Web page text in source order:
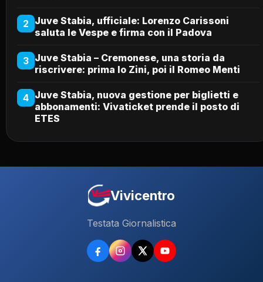
2 Juve Stabia, ufficiale: Lorenzo Carissoni
saluta le Vespe e firma con il Padova
3 Juve Stabia – Cremonese, una storia da
riscrivere: prima lo Zini, poi il Romeo Menti
4 Juve Stabia, nuova gestione per biglietti e
abbonamenti: Vivaticket prende il posto di
ETES
Vivicentro
Testata Giornalistica